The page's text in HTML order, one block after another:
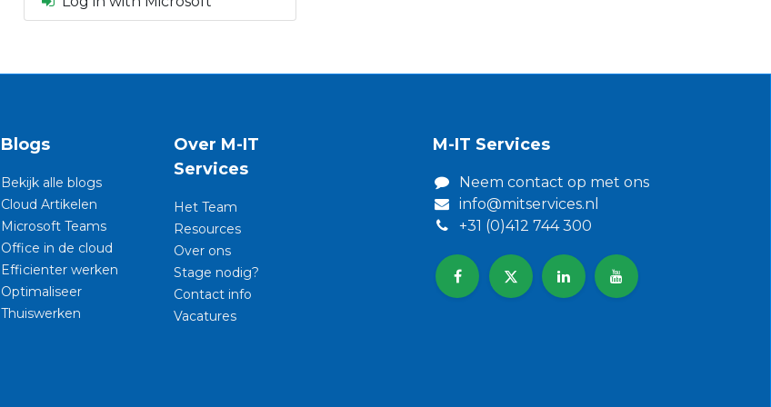
Blogs
Bekijk alle blogs
Cloud Artikelen
Microsoft Teams
Office in de cloud
Efficienter werken
Optimaliseer
Thuiswerken
Over M-IT
Services
Het Team
Resources
Over ons
Stage nodig?
Contact info
Vacatures
M-IT Services
Neem contact op met ons​
info@mitservices.nl
+31 (0)412 744 300